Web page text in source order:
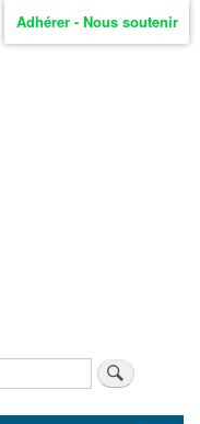
Adhérer - Nous soutenir